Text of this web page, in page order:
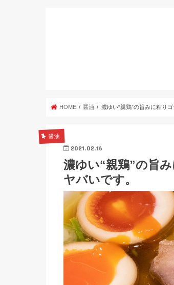
HOME 醤油 濃ゆい“親鶏”の旨みに粘り
醤油
2021.02.16
濃ゆい“親鶏”の旨
ヤバいです。